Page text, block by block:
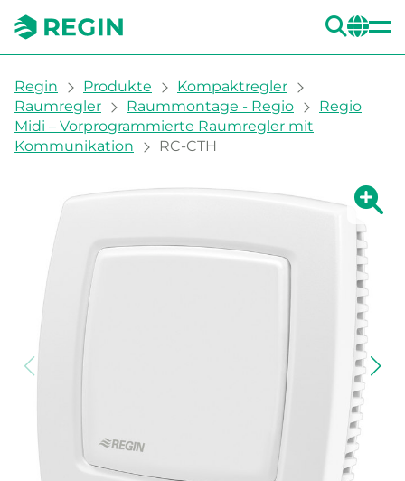
You are here:
Regin Produkte
Kompaktregler
Raumregler
Raummontage - Regio
Regio
Midi – Vorprogrammierte Raumregler mit
Kommunikation
RC-CTH
Zeige